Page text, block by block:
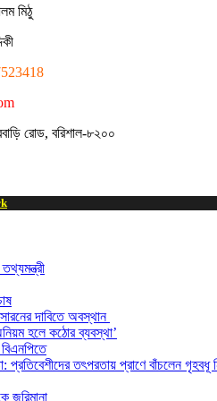
মিঠু
রোড, বরিশাল-৮২০০
দাবিতে অবস্থান
হলে কঠোর ব্যবস্থা’
প্রতিবেশীদের তৎপরতায় প্রাণে বাঁচলেন
জরিমানা